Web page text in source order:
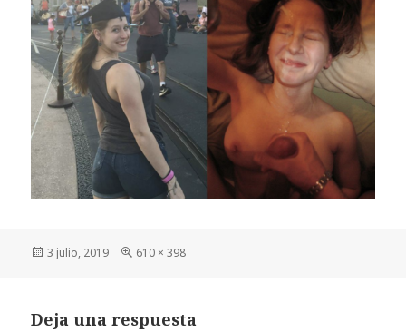
Publicado
3 julio, 2019
Tamaño
610 × 398
Deja una respuesta